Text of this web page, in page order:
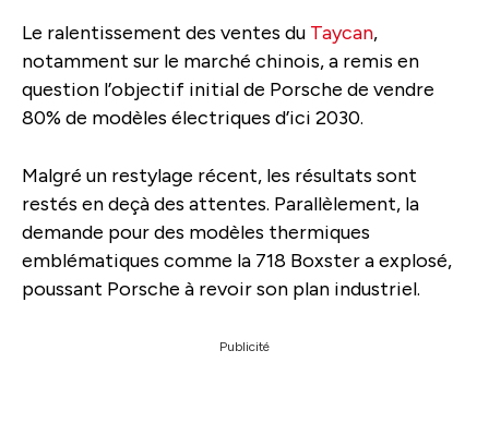
Le ralentissement des ventes du Taycan,
notamment sur le marché chinois, a remis en
question l’objectif initial de Porsche de vendre
80% de modèles électriques d’ici 2030.
Malgré un restylage récent, les résultats sont
restés en deçà des attentes. Parallèlement, la
demande pour des modèles thermiques
emblématiques comme la 718 Boxster a explosé,
poussant Porsche à revoir son plan industriel.
Publicité